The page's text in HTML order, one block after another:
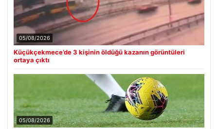
05/08/2026
Küçükçekmece’de 3 kişinin öldüğü kazanın görüntüleri
ortaya çıktı
05/08/2026